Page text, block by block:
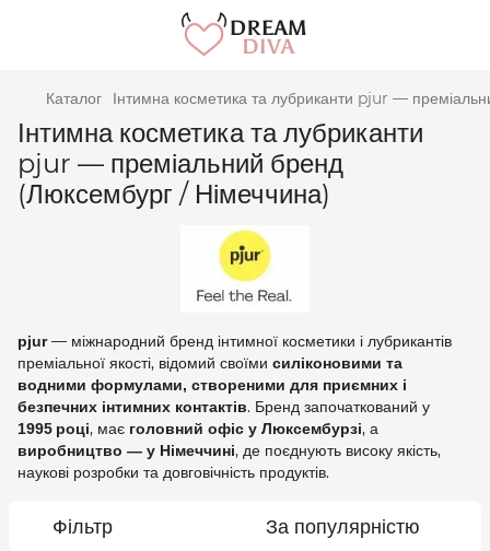
Каталог Інтимна косметика та лубриканти pjur —
Інтимна косметика та лубриканти
pjur — преміальний бренд
(Люксембург / Німеччина)
pjur— міжнародний бренд інтимної косметики і лубрикантів
преміальної якості, відомий своїми силіконовими та
водними формулами, створеними для приємних і
безпечних інтимних контактів. Бренд започаткований у
1995 році, має головний офіс у Люксембурзі, а
виробництво — у Німеччині, де поєднують високу якість,
наукові розробки та довговічність продуктів.
Фільтр За популярністю